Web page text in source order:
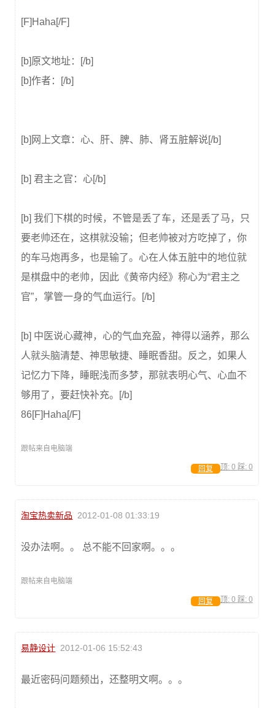
[F]Haha[/F]
[b]原文地址：[/b]
[b]作者：[/b]
[b]网上文章：心、肝、脾、肺、肾五脏解说[/b]
[b] 君主之官：心[/b]
[b] 我们下棋的时候，不管是丢了车，还是丢了马，只
要老帅还在，这棋就没输；但老帅被对方吃掉了，你
的车马炮再多，也是输了。心在人体五脏中的地位就
是棋盘中的老帅，因此《黄帝内经》称心为“君主之
官”，掌管一身的气血运行。[/b]
[b] 中医说心藏神，心的气血充盈，神得以涵养，那么
人就头脑清楚、神思敏捷、睡眠香甜。反之，如果人
记忆力下降，睡眠浅而多梦，那就表明心气、心血不
够用了，要赶快补充。[/b]
86[F]Haha[/F]
跟帖来自电脑端
顶: 0 踩: 0
回复
淘宝热卖新品 2012-01-08 01:33:19
没办法啊。。 总不能不回家啊。。。
跟帖来自电脑端
顶: 0 踩: 0
回复
易静设计 2012-01-06 15:52:43
最近密码问题频出，还整明文啊。。。